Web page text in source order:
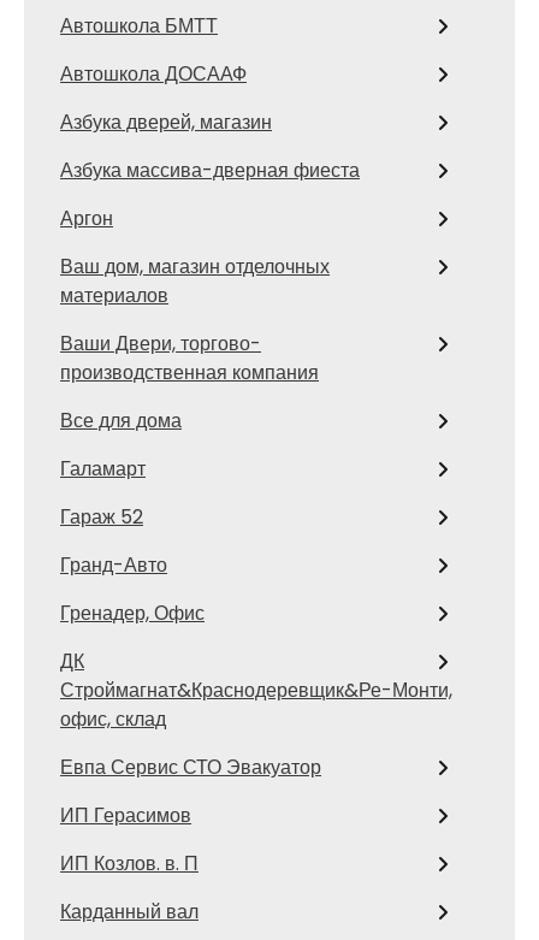
Автошкола БМТТ
Автошкола ДОСААФ
Азбука дверей, магазин
Азбука массива-дверная фиеста
Аргон
Ваш дом, магазин отделочных
материалов
Ваши Двери, торгово-
производственная компания
Все для дома
Галамарт
Гараж 52
Гранд-Авто
Гренадер, Офис
ДК
Строймагнат&Краснодеревщик&Ре-Монти,
офис, склад
Евпа Сервис СТО Эвакуатор
ИП Герасимов
ИП Козлов. в. П
Карданный вал